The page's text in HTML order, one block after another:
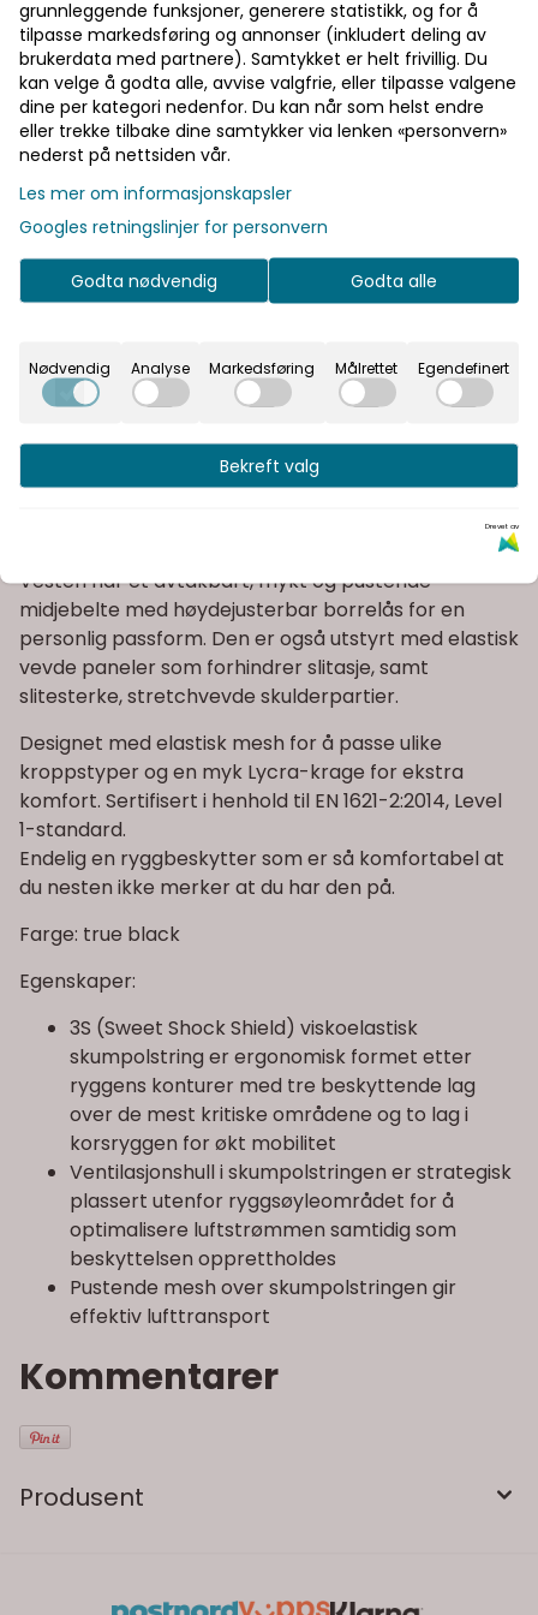
som beskyttelsen opprettholdes Pustende mesh over
skumpolstringen gir effektiv lufttransport
Fast fraktpris
Kvalitetsprodukter
Informasjon
Sweet Protection Vest 2.0 ryggbeskytter hever
standarden for beskyttelse og komfort med sin
avanserte 3S (Sweet Shock Shield)
Den viskoelastiske platen er lett og komfortabel,
formet for å tilpasse seg ryggen perfekt med
optimal beskyttelse og fleksibilitet for hver enkelt
sone. Strategisk plasserte ventilasjonshull og
pustende mesh sørger for god ventilasjon, med 3D
Vesten har et avtakbart, mykt og pustende
midjebelte med høydejusterbar borrelås for en
personlig passform. Den er også utstyrt med elastisk
vevde paneler som forhindrer slitasje, samt
slitesterke, stretchvevde skulderpartier.
Designet med elastisk mesh for å passe ulike
kroppstyper og en myk Lycra-krage for ekstra
komfort. Sertifisert i henhold til EN 1621-2:2014, Level
1-standard.
Endelig en ryggbeskytter som er så komfortabel at
du nesten ikke merker at du har den på.
Farge: true black
Egenskaper:
3S (Sweet Shock Shield) viskoelastisk
skumpolstring er ergonomisk formet etter
ryggens konturer med tre beskyttende lag
over de mest kritiske områdene og to lag i
korsryggen for økt mobilitet
Ventilasjonshull i skumpolstringen er strategisk
plassert utenfor ryggsøyleområdet for å
optimalisere luftstrømmen samtidig som
beskyttelsen opprettholdes
Pustende mesh over skumpolstringen gir
effektiv lufttransport
Kommentarer
Produsent
grunnleggende funksjoner, generere statistikk, og for å
tilpasse markedsføring og annonser (inkludert deling av
brukerdata med partnere). Samtykket er helt frivillig. Du
kan velge å godta alle, avvise valgfrie, eller tilpasse valgene
dine per kategori nedenfor. Du kan når som helst endre
eller trekke tilbake dine samtykker via lenken «personvern»
nederst på nettsiden vår.
Les mer om informasjonskapsler
Googles retningslinjer for personvern
Godta nødvendig Godta alle
Nødvendig Analyse Markedsføring Målrettet Egendefinert
Bekreft valg
Drevet av